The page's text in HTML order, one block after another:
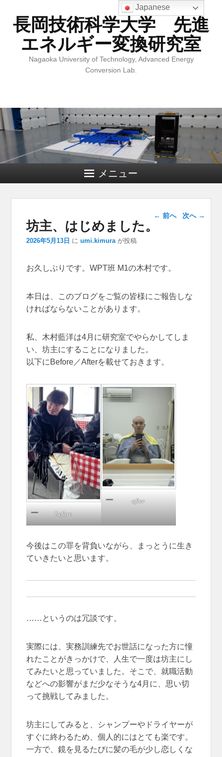
長岡技術科学大学 先進
エネルギー変換研究室
Nagaoka University of Technology, Advanced Energy
Conversion Lab.
メニュー
投稿ナビゲー
ション
← 前へ 次へ →
坊主、はじめました。
2026年5月13日 に umi.kimura が投稿
お久しぶりです。WPT班 M1の木村です。
本日は、このブログをご覧の皆様にご報告しな
ければならないことがあります。
私、木村藍洋は4月に研究室でやらかしてしま
い、坊主にすることになりました。
以下にBefore／Afterを載せておきます。
before
after
今後はこの罪を背負いながら、まっとうに生き
ていきたいと思います。
……というのは冗談です。
実際には、実務訓練先でお世話になった方に憧
れたことがきっかけで、人生で一度は坊主にし
てみたいと思っていました。そこで、就職活動
などへの影響がまだ少なそうな4月に、思い切
って挑戦してみました。
坊主にしてみると、シャンプーやドライヤーが
すぐに終わるため、個人的にはとても楽です。
一方で、鏡を見るたびに髪の毛が少し恋しくな
Japanese